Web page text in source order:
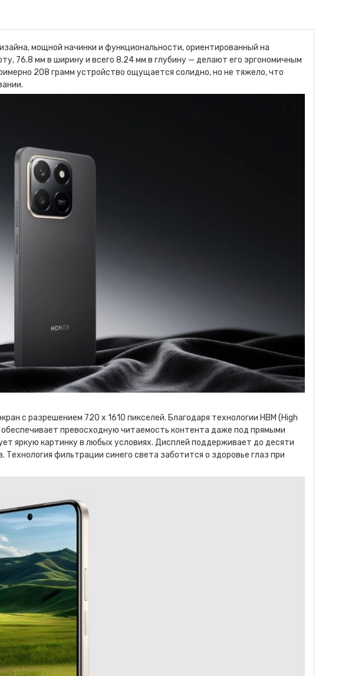
мощной начинки и функциональности, ориентированный на
76.8 мм в ширину и всего 8.24 мм в глубину — делают его эргономичным
208 грамм устройство ощущается солидно, но не тяжело, что
с разрешением 720 х 1610 пикселей. Благодаря технологии HBM (High
превосходную читаемость контента даже под прямыми
яркую картинку в любых условиях. Дисплей поддерживает до десяти
фильтрации синего света заботится о здоровье глаз при